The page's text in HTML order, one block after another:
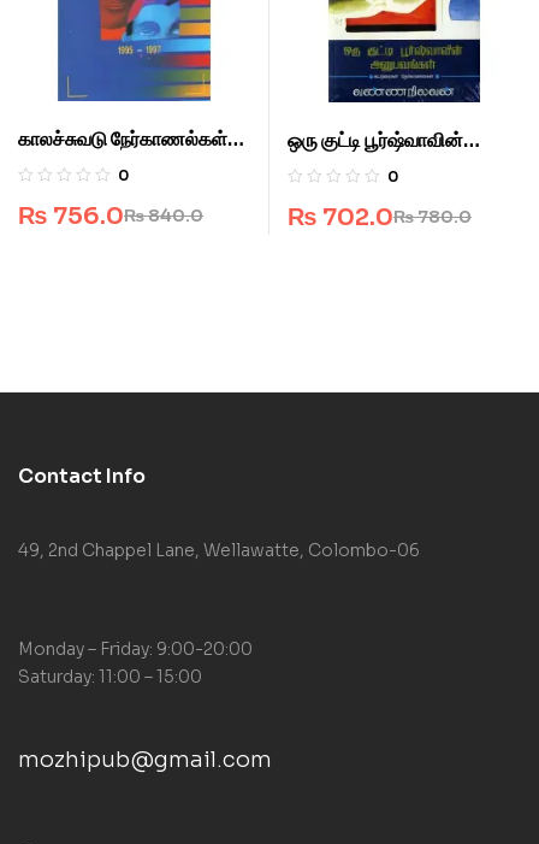
காலச்சுவடு நேர்காணல்கள்
1995-19970
₨840.0
₨ 756.0
ஒரு குட்டி பூர்ஷ்வாவின்
அனுபவங்கள்0
₨780.0
₨ 702.0
Contact Info
49, 2nd Chappel Lane, Wellawatte, Colombo-06
Monday – Friday: 9:00-20:00
Saturday: 11:00 – 15:00
mozhipub@gmail.com